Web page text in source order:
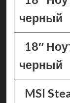
черный
18″
черный
MSI